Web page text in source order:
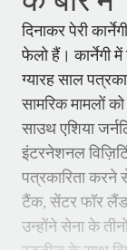
दिनाकर पेरी
फेलो हैं। कार्नेगी
ग्यारह साल
सामरिक मामलों
साउथ एशिया
इंटरनेशनल
पत्रकारिता
टैंक, सेंटर फॉर
उन्होंने सेना के